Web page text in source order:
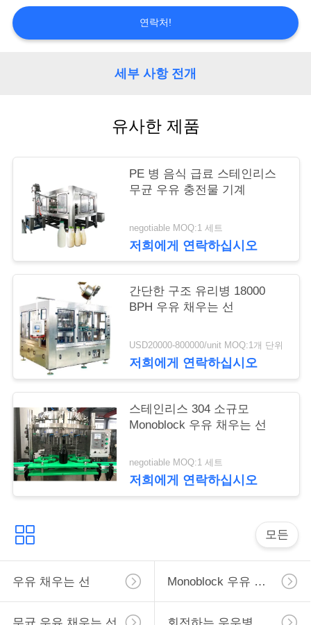
리
시
따
옴
표
를
요
구
하
시
오
연락처!
세부 사항 전개
유사한 제품
PE 병 음식 급료 스테인리스
무균 우유 충전물 기계
negotiable MOQ:1 세트
저희에게 연락하십시오
간단한 구조 유리병 18000
BPH 우유 채우는 선
USD20000-800000/unit MOQ:1개 단위
저희에게 연락하십시오
스테인리스 304 소규모
Monoblock 우유 채우는 선
negotiable MOQ:1 세트
저희에게 연락하십시오
모든
우유 채우는 선 Monoblock 우유 채우는 선